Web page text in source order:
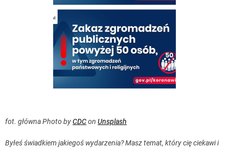
fot. główna Photo byCDCon Unsplash
Byłeś świadkiem jakiegoś wydarzenia? Masz temat, który cię ciekawi i